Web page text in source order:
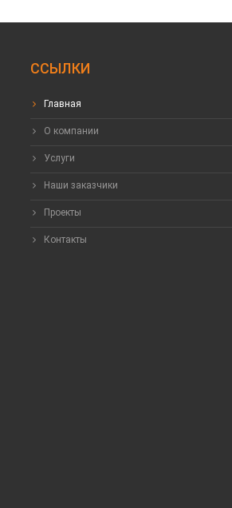
ССЫЛКИ
Главная
О компании
Услуги
Наши заказчики
Проекты
Контакты